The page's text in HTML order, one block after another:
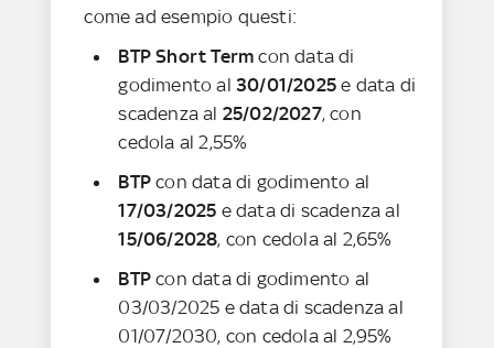
come ad esempio questi:
BTP Short Term con data di
godimento al30/01/2025e data di
scadenza al 25/02/2027, con
cedola al 2,55%
BTPcon data di godimento al
17/03/2025 e data di scadenza al
15/06/2028, con cedola al 2,65%
BTPcon data di godimento al
03/03/2025 e data di scadenza al
01/07/2030, con cedola al 2,95%